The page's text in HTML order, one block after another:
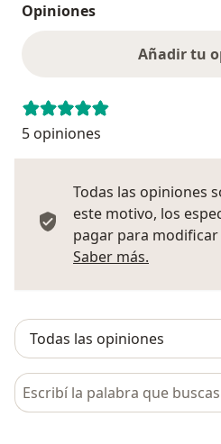
Opiniones
Añadir tu
5 opiniones
Todas las opiniones
este motivo, los
pagar para
Saber más.
Busca en opiniones